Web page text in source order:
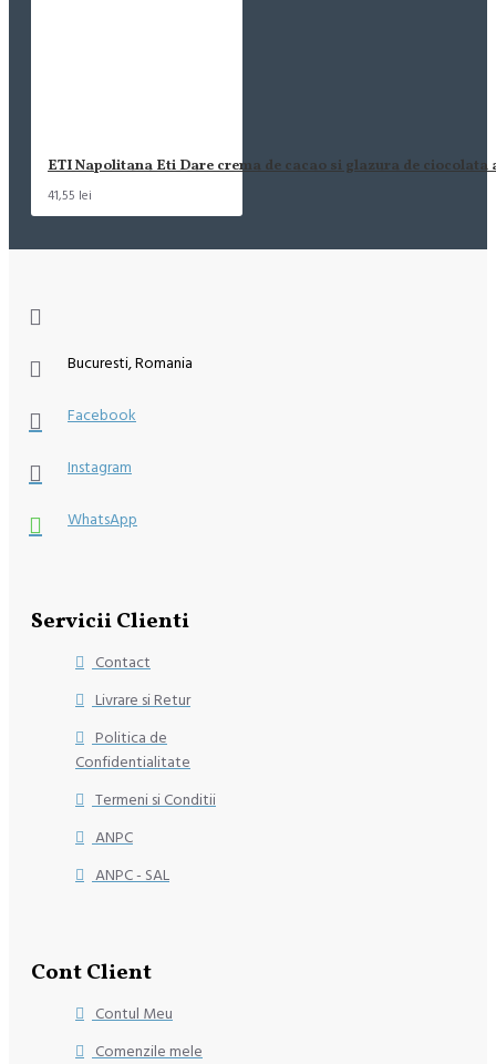
ETI Napolitana Eti Dare crema de cacao si glazura de ciocolata
41,55 lei
Bucuresti, Romania
Facebook
Instagram
WhatsApp
Servicii Clienti
Contact
Livrare si Retur
Politica de
Confidentialitate
Termeni si Conditii
ANPC
ANPC - SAL
Cont Client
Contul Meu
Comenzile mele